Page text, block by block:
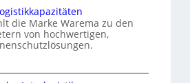
u
n
d
e
e
die Marke Warema zu den
von hochwertigen,